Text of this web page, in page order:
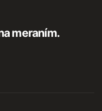
meraním.